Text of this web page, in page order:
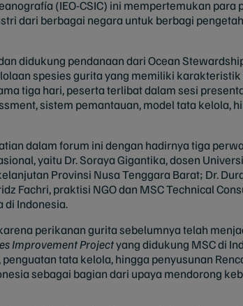
(IEO-CSIC) ini mempertemukan para
dari berbagai negara untuk berbagi
didukung pendanaan dari Ocean
spesies gurita yang memiliki
tiga hari, peserta terlibat dalam sesi
sistem pemantauan, model tata kelola,
dalam forum ini dengan hadirnya tiga
yaitu Dr. Soraya Gigantika, dosen
Provinsi Nusa Tenggara Barat; Dr.
Fachri, praktisi NGO dan MSC Technical
Indonesia.
perikanan gurita sebelumnya telah
Improvement Projectyang didukung MSC di
tata kelola, hingga penyusunan
sebagai bagian dari upaya mendorong